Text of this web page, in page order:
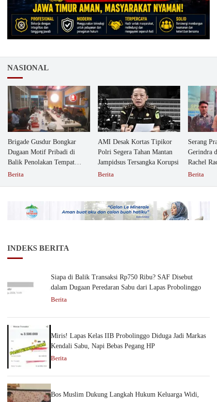
NASIONAL
Brigade Gusdur Bongkar
Dugaan Motif Pribadi di
Balik Penolakan Tempat
Ibadah GKJW Bangil
Berita
AMI Desak Kortas Tipikor
Polri Segera Tahan Mantan
Jampidsus Tersangka Korupsi
Berita
Serang
Gerindra
Rachel
Berita
INDEKS BERITA
Siapa di Balik Transaksi Rp750 Ribu? SAF Disebut
dalam Dugaan Peredaran Sabu dari Lapas Probolinggo
Berita
Miris! Lapas Kelas IIB Probolinggo Diduga Jadi Markas
Kendali Sabu, Napi Bebas Pegang HP
Berita
Bos Muslim Dukung Langkah Hukum Keluarga Widi,